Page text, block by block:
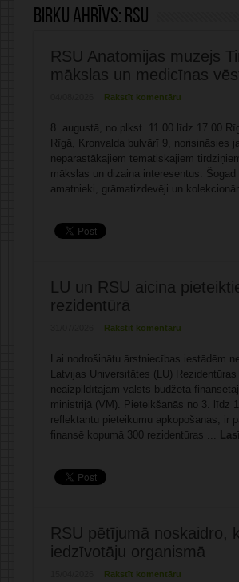
Birku ahrīvs: RSU
RSU Anatomijas muzejs
mākslas un medicīnas
Rakstīt komentāru
8. augustā, no plkst. 11.00 līdz 17.00
Rīgā, Kronvalda bulvārī 9, norisināsies
neparastākajiem tematiskajiem
mākslas un dizaina interesentus.
amatnieki, grāmatizdevēji un
LU un RSU aicina
rezidentūrā
Rakstīt komentāru
Lai nodrošinātu ārstniecības iestādēm
Latvijas Universitātes (LU)
neaizpildītajām valsts budžeta
ministrijā (VM). Pieteikšanās no 3. līdz
reflektantu pieteikumu apkopošanas, ir
finansē kopumā 300 rezidentūras ...
RSU pētījumā noskaidro,
iedzīvotāju organismā
Rakstīt komentāru